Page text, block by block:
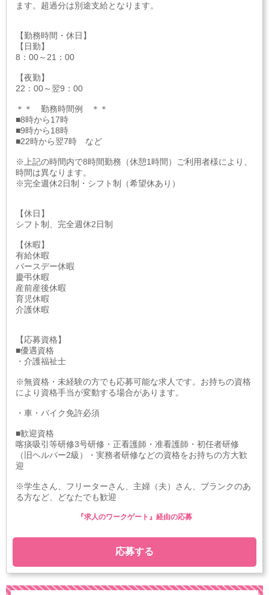
ます。超過分は別途支給となります。
【勤務時間・休日】
【日勤】
8：00～21：00
【夜勤】
22：00～翌9：00
＊＊ 勤務時間例 ＊＊
■8時から17時
■9時から18時
■22時から翌7時 など
※上記の時間内で8時間勤務（休憩1時間）ご利用者様により、
時間は異なります。
※完全週休2日制・シフト制（希望休あり）
【休日】
シフト制、完全週休2日制
【休暇】
有給休暇
バースデー休暇
慶弔休暇
産前産後休暇
育児休暇
介護休暇
【応募資格】
■優遇資格
・介護福祉士
※無資格・未経験の方でも応募可能な求人です。お持ちの資格
により資格手当が変動する場合があります。
・車・バイク免許必須
■歓迎資格
喀痰吸引等研修3号研修・正看護師・准看護師・初任者研修
（旧ヘルパー2級）・実務者研修などの資格をお持ちの方大歓
迎
※学生さん、フリーターさん、主婦（夫）さん、ブランクのあ
る方など、どなたでも歓迎
応募する
『求人のワークゲート』経由の応募